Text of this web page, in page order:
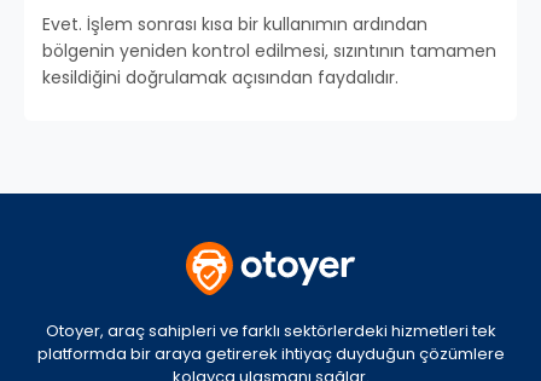
Evet. İşlem sonrası kısa bir kullanımın ardından
bölgenin yeniden kontrol edilmesi, sızıntının tamamen
kesildiğini doğrulamak açısından faydalıdır.
Otoyer, araç sahipleri ve farklı sektörlerdeki hizmetleri tek
platformda bir araya getirerek ihtiyaç duyduğun çözümlere